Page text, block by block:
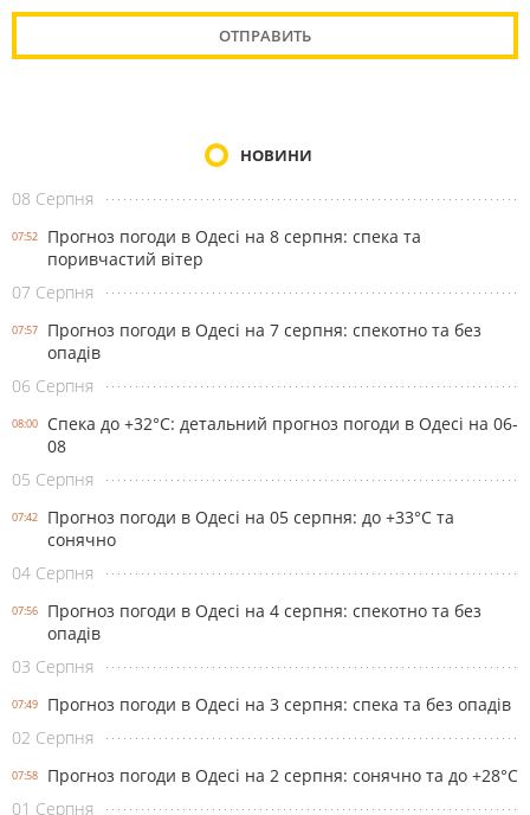
НОВИНИ
08 Серпня
07:52
Прогноз погоди в Одесі на 8 серпня: спека та
поривчастий вітер
07 Серпня
07:57
Прогноз погоди в Одесі на 7 серпня: спекотно та без
опадів
06 Серпня
08:00
Спека до +32°С: детальний прогноз погоди в Одесі на 06-
08
05 Серпня
07:42
Прогноз погоди в Одесі на 05 серпня: до +33°С та
сонячно
04 Серпня
07:56
Прогноз погоди в Одесі на 4 серпня: спекотно та без
опадів
03 Серпня
07:49
Прогноз погоди в Одесі на 3 серпня: спека та без опадів
02 Серпня
07:58
Прогноз погоди в Одесі на 2 серпня: сонячно та до +28°С
01 Серпня